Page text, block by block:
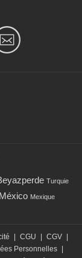
Turquie
Mexique
CGU CGV
Personnelles